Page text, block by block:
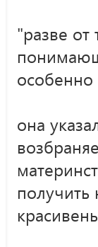
"разве от
особенно
она
получить